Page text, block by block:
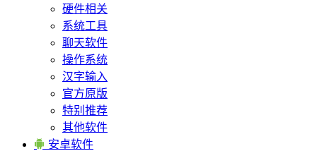
硬件相关
系统工具
聊天软件
操作系统
汉字输入
官方原版
特别推荐
其他软件
 安卓软件